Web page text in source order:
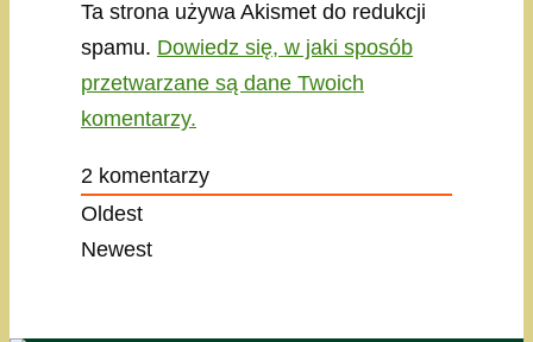
Ta strona używa Akismet do redukcji
spamu. Dowiedz się, w jaki sposób
przetwarzane są dane Twoich
komentarzy.
2 komentarzy
Oldest
Newest